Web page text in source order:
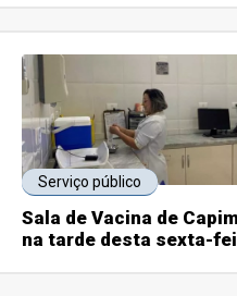
Serviço público
Sala de Vacina de
na tarde desta sexta-